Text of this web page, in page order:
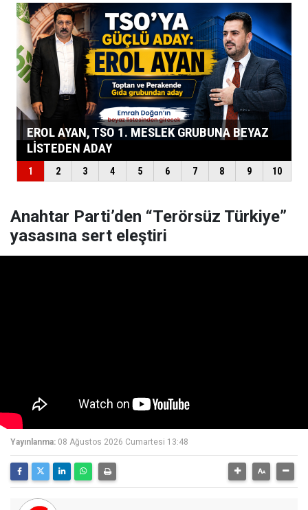
Anahtar Parti’den “Terörsüz Türkiye”
yasasına sert eleştiri
Yayınlanma: 08 Ağustos 2026 Cumartesi 13:48